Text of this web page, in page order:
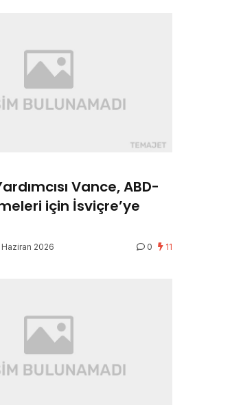
Vance, ABD-
için İsviçre’ye
Haziran 2026 0 11